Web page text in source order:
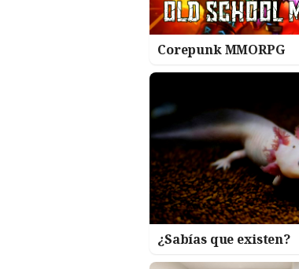
Corepunk MMORPG
¿Sabías que existen?